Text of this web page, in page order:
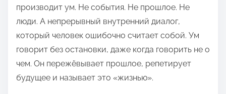
и
т
ь
с
я
э
производит ум. Не события. Не прошлое. Не
люди. А непрерывный внутренний диалог,
который человек ошибочно считает собой. Ум
говорит без остановки, даже когда говорить не о
чем. Он пережёвывает прошлое, репетирует
будущее и называет это «жизнью».